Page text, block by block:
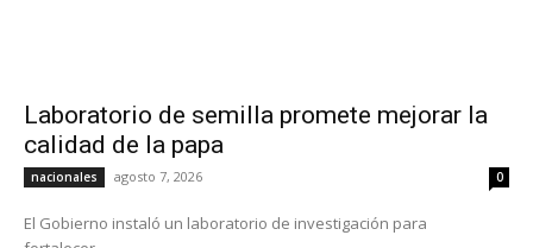
Laboratorio de semilla promete mejorar la
calidad de la papa
nacionales agosto 7, 2026 0
El Gobierno instaló un laboratorio de investigación para